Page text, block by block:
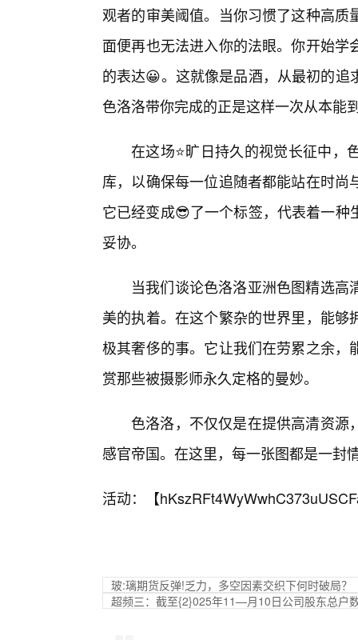
观者的审美阈值。当你习惯了这种高
面便再也无法进入你的法眼。你开始
的表达😀。这就像是品酒，从最初的
色洛洛带你完成的正是这样一次从本能
在这场⭐旷日持久的视觉长征中，
库，以确保每一位追随者都能站在时
它已经变成😎了一个标签，代表着一
妥协。
当我们谈论色洛洛亚洲色图精选
美的执着。在这个繁杂的世界里，能
极其奢侈的事。它让我们在劳累之余
赏那些被摄影师永久定格的曼妙。
色洛洛，不仅仅是在提供高清资源
感官帝国。在这里，每一张图都是一封
活动：【
玻:璃期货反弹!乏力，多空因素交织下何时破局？
超频三：截至{2}025年11—月10日公司股东总户